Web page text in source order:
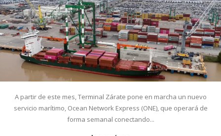
A partir de este mes, Terminal Zárate pone en marcha un nuevo
servicio marítimo, Ocean Network Express (ONE), que operará de
forma semanal conectando...